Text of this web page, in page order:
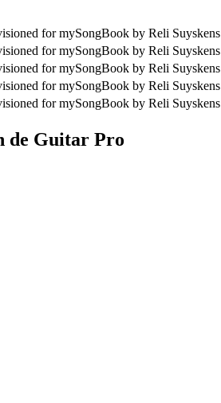
for mySongBook by Reli Suyskens
for mySongBook by Reli Suyskens
for mySongBook by Reli Suyskens
for mySongBook by Reli Suyskens
for mySongBook by Reli Suyskens
de Guitar Pro